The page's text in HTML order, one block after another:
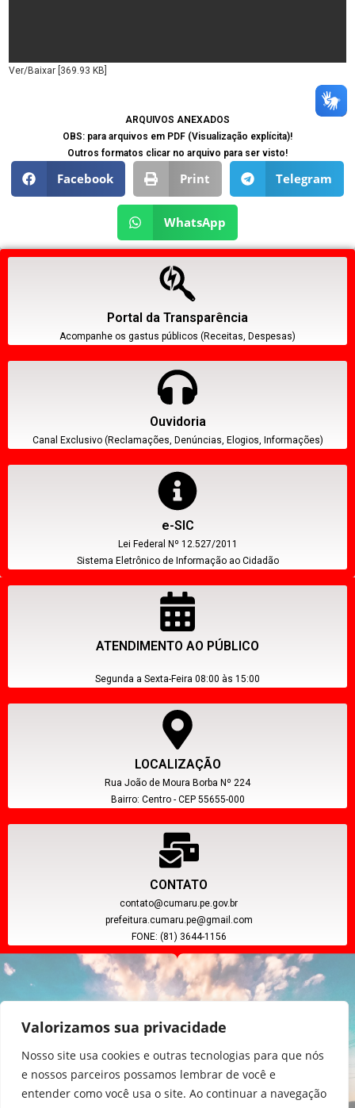
Valorizamos sua privacidade
Nosso site usa cookies e outras tecnologias para que nós
e nossos parceiros possamos lembrar de você e
entender como você usa o site. Ao continuar a navegação
Ver/Baixar [369.93 KB]
ARQUIVOS ANEXADOS
OBS: para arquivos em PDF (Visualização explícita)!
Outros formatos clicar no arquivo para ser visto!
Facebook Print Telegram
WhatsApp
Portal da Transparência
Acompanhe os gastus públicos (Receitas, Despesas)
Ouvidoria
Canal Exclusivo (Reclamações, Denúncias, Elogios, Informações)
e-SIC
Lei Federal Nº 12.527/2011
Sistema Eletrônico de Informação ao Cidadão
ATENDIMENTO AO PÚBLICO
Segunda a Sexta-Feira 08:00 às 15:00
LOCALIZAÇÃO
Rua João de Moura Borba Nº 224
Bairro: Centro - CEP 55655-000
CONTATO
contato@cumaru.pe.gov.br
prefeitura.cumaru.pe@gmail.com
FONE: (81) 3644-1156
CNPJ: 11.097.391/0001-20